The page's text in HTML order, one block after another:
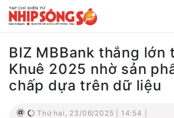
BIZ MBBank thắng lớn
Khuê 2025 nhờ sản
chấp dựa trên dữ liệu
Thứ hai, 23/06/2025 | 14:54 |